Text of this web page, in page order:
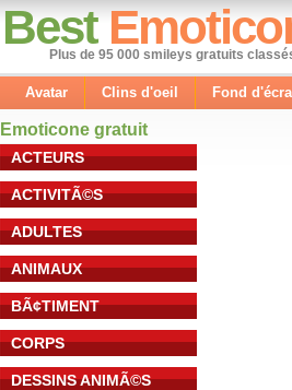
Best
Plus de 95 000 smileys gratuits
Avatar Clins d'oeil Fond
Emoticone gratuit
ACTEURS
ACTIVITÃ©S
ADULTES
ANIMAUX
BÃ¢TIMENT
CORPS
DESSINS ANIMÃ©S